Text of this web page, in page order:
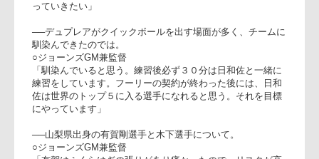
ますか。
○竹本キャプテン
「今は中間ポイントで１位ですので、とりあえず悪い印象は
ないですけど、ここはゴールではないので、そこはぜったい
抜かないように意識していますし、皆もまだまだ強くなるこ
とに飢えていると思います」
──フーリー・デュプレアが先発３試合目だが、これからも先
発として起用していくのか。